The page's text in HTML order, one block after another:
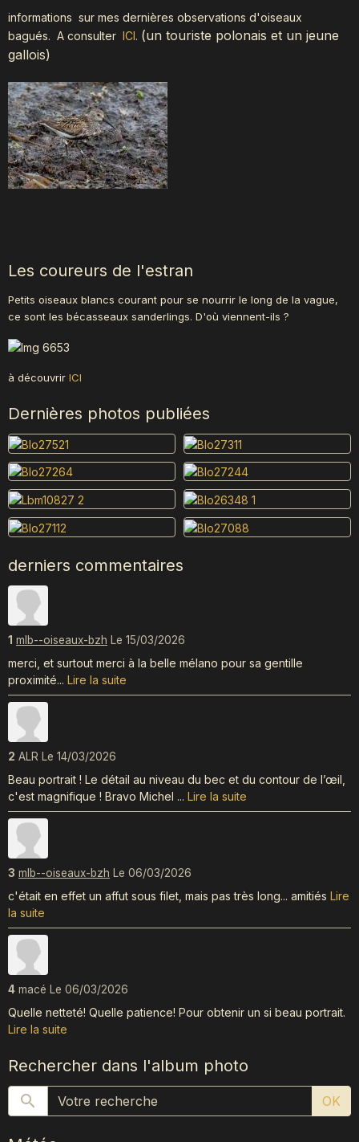
informations sur mes dernières observations d'oiseaux
bagués. A consulter ICI . (un touriste polonais et un jeune
gallois)
Les coureurs de l'estran
Petits oiseaux blancs courant pour se nourrir le long de la vague,
ce sont les bécasseaux sanderlings. D'où viennent-ils ?
à découvrir ICI
Dernières photos publiées
derniers commentaires
1 mlb--oiseaux-bzh Le 15/03/2026
merci, et surtout merci à la belle mélano pour sa gentille
proximité... Lire la suite
2 ALR Le 14/03/2026
Beau portrait ! Le détail au niveau du bec et du contour de l’œil,
c'est magnifique ! Bravo Michel ... Lire la suite
3 mlb--oiseaux-bzh Le 06/03/2026
c'était en effet un affut sous filet, mais pas très long... amitiés Lire
la suite
4 macé Le 06/03/2026
Quelle netteté! Quelle patience! Pour obtenir un si beau portrait.
Lire la suite
Rechercher dans l'album photo
OK